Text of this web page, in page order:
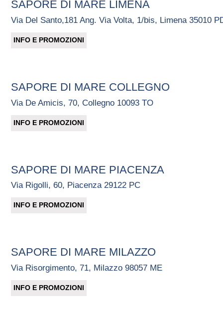
SAPORE DI MARE LIMENA
Via Del Santo,181 Ang. Via Volta, 1/bis, Limena 35010
INFO E PROMOZIONI
SAPORE DI MARE COLLEGNO
Via De Amicis, 70, Collegno 10093 TO
INFO E PROMOZIONI
SAPORE DI MARE PIACENZA
Via Rigolli, 60, Piacenza 29122 PC
INFO E PROMOZIONI
SAPORE DI MARE MILAZZO
Via Risorgimento, 71, Milazzo 98057 ME
INFO E PROMOZIONI